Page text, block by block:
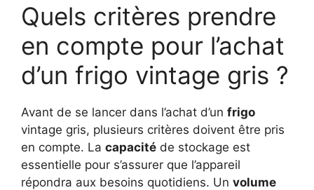
Quels critères prendre
en compte pour l’achat
d’un frigo vintage gris ?
Avant de se lancer dans l’achat d’un frigo
vintage gris, plusieurs critères doivent être pris
en compte. La capacité de stockage est
essentielle pour s’assurer que l’appareil
répondra aux besoins quotidiens. Un volume